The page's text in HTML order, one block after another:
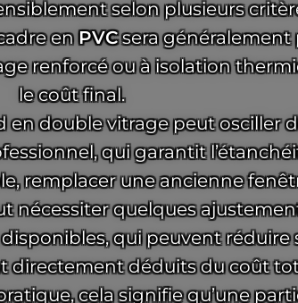
selon plusieurs
enPVCsera généralement
renforcé ou à isolation
le coût final.
double vitrage peut osciller
qui garantit
remplacer une ancienne
nécessiter quelques
qui peuvent réduire
directement déduits du coût
cela signifie qu’une